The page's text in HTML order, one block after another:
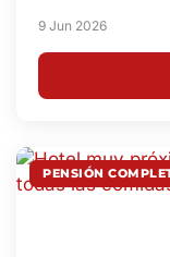
9 Jun 2026
PENSIÓN